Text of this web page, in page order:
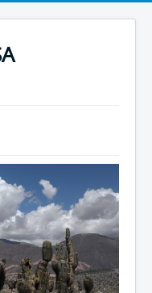
par un don